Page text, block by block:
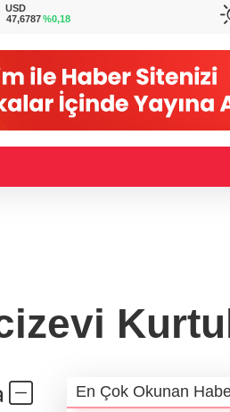
EUR
55,1254 %0,32 %0,38
En Çok Okunan